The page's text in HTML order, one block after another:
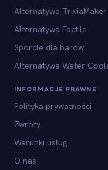
Alternatywa TriviaMaker
Alternatywa Factile
Sporcle dla barów
Alternatywa Water
INFORMACJE PRAWNE
Polityka prywatności
Zwroty
Warunki usług
O nas